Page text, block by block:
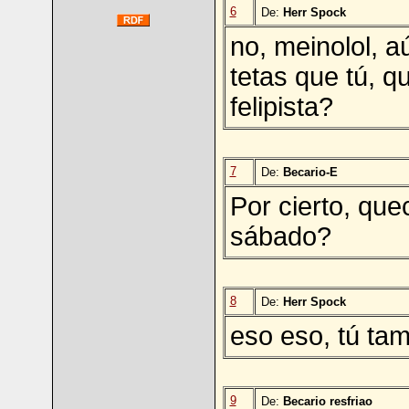
6 De: Herr Spock
no, meinolol,
tetas que tú,
felipista?
7 De: Becario-E
Por cierto,
sábado?
8 De: Herr Spock
eso eso, tú
9 De: Becario resfriao